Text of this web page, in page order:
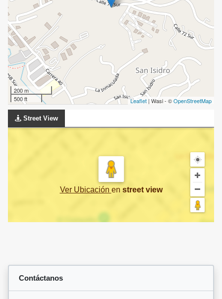
200 m
500 ft
Leaflet | Wasi - ©OpenStreetMap
Street View
Ver Ubicación en street view
Contáctanos